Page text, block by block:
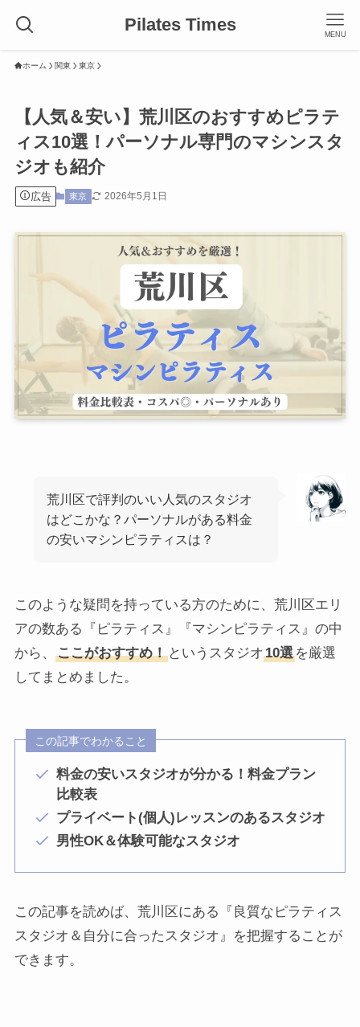
Pilates Times MENU
ホーム 関東 東京
【人気＆安い】荒川区のおすすめピラテ
ィス10選！パーソナル専門のマシンスタ
ジオも紹介
広告 東京 2026年5月1日
荒川区で評判のいい人気のスタジオ
はどこかな？パーソナルがある料金
の安いマシンピラティスは？
このような疑問を持っている方のために、荒川区エリ
アの数ある『ピラティス』『マシンピラティス』の中
から、
ここがおすすめ！というスタジオ 10選を厳選
してまとめました。
この記事でわかること
料金の安いスタジオが分かる！料金プラン
比較表
プライベート(個人)レッスンのあるスタジオ
男性OK＆体験可能なスタジオ
この記事を読めば、荒川区にある『良質なピラティス
スタジオ＆自分に合ったスタジオ』を把握することが
できます。